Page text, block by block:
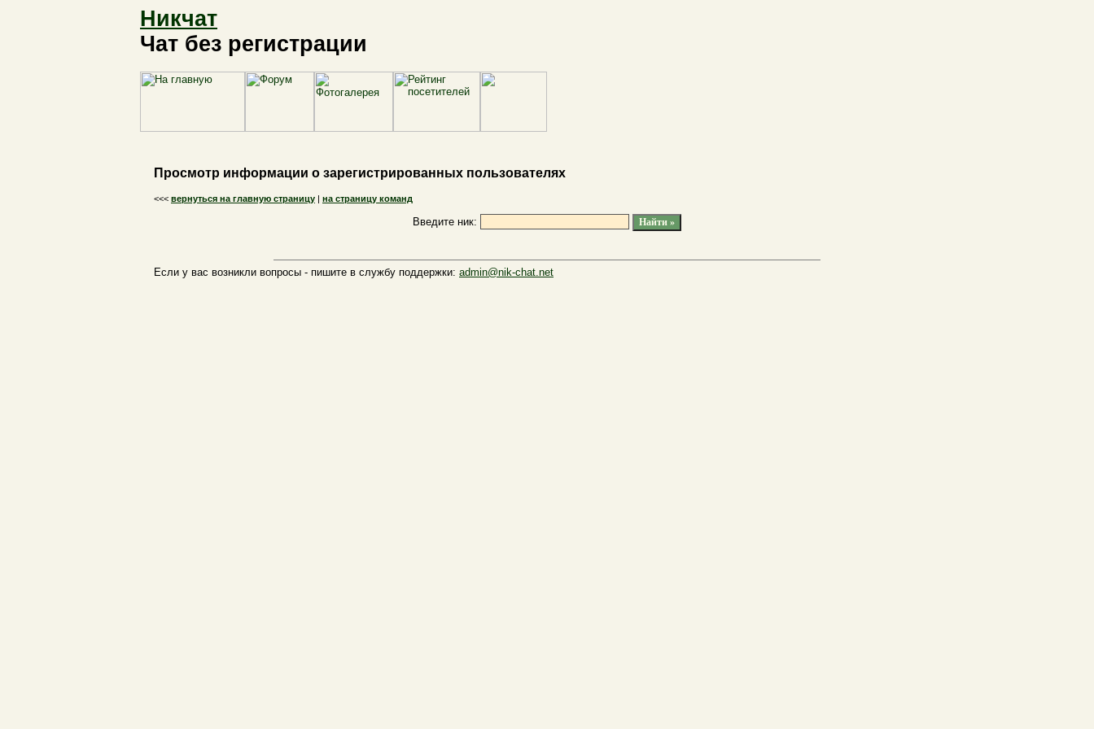
Никчат
Чат без регистрации
Просмотр информации о зарегистрированных пользователях
<<< вернуться на главную страницу | на страницу команд
Введите ник:
Если у вас возникли вопросы - пишите в службу поддержки: admin@nik-chat.net